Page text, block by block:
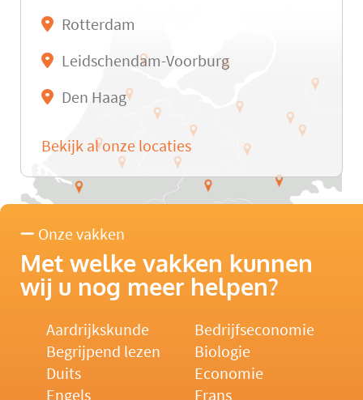
Rotterdam
Leidschendam-Voorburg
Den Haag
Bekijk al onze locaties
Onze vakken
Met welke vakken kunnen
wij u nog meer helpen?
Aardrijkskunde
Bedrijfseconomie
Begrijpend lezen
Biologie
Duits
Economie
Engels
Frans